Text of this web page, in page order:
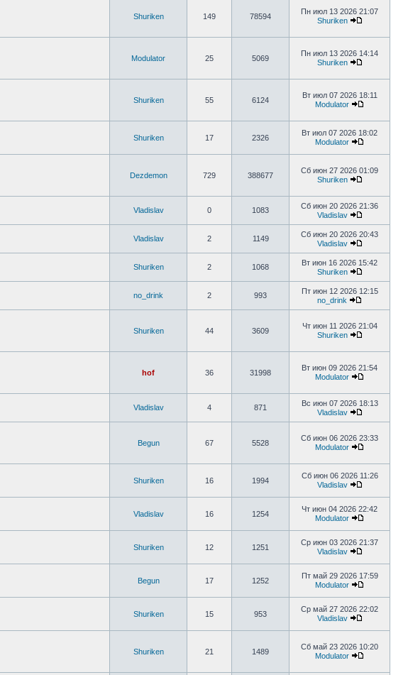
Shuriken 149 78594
Пн июл 13 2026 21:07
Shuriken
Modulator 25 5069
Пн июл 13 2026 14:14
Shuriken
Shuriken 55 6124
Вт июл 07 2026 18:11
Modulator
Shuriken 17 2326
Вт июл 07 2026 18:02
Modulator
Dezdemon 729 388677
Сб июн 27 2026 01:09
Shuriken
Vladislav 0 1083
Сб июн 20 2026 21:36
Vladislav
Vladislav 2 1149
Сб июн 20 2026 20:43
Vladislav
Shuriken 2 1068
Вт июн 16 2026 15:42
Shuriken
no_drink 2 993
Пт июн 12 2026 12:15
no_drink
Shuriken 44 3609
Чт июн 11 2026 21:04
Shuriken
hof 36 31998
Вт июн 09 2026 21:54
Modulator
Vladislav 4 871
Вс июн 07 2026 18:13
Vladislav
Begun 67 5528
Сб июн 06 2026 23:33
Modulator
Shuriken 16 1994
Сб июн 06 2026 11:26
Vladislav
Vladislav 16 1254
Чт июн 04 2026 22:42
Modulator
Shuriken 12 1251
Ср июн 03 2026 21:37
Vladislav
Begun 17 1252
Пт май 29 2026 17:59
Modulator
Shuriken 15 953
Ср май 27 2026 22:02
Vladislav
Shuriken 21 1489
Сб май 23 2026 10:20
Modulator